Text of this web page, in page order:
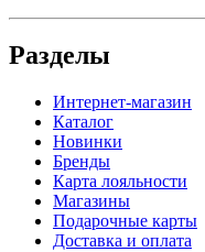
Разделы
Интернет-магазин
Каталог
Новинки
Бренды
Карта лояльности
Магазины
Подарочные карты
Доставка и оплата